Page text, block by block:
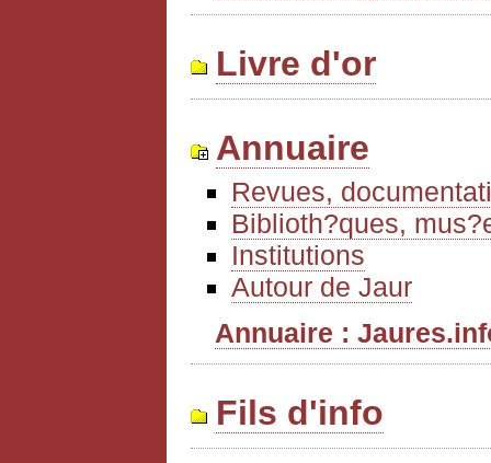
Livre d'or
Annuaire
Revues,
Biblioth?ques,
Institutions
Autour de Jaur
Annuaire :
Fils d'info